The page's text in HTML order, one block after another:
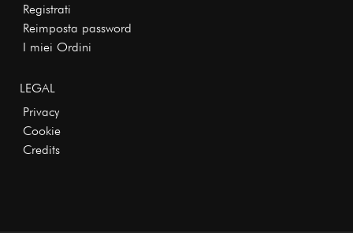
Registrati
Reimposta password
I miei Ordini
LEGAL
Privacy
Cookie
Credits